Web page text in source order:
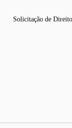
Solicitação de